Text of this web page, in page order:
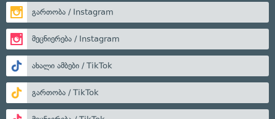
გართობა / Instagram
მეცნიერება / Instagram
ახალი ამბები / TikTok
გართობა / TikTok